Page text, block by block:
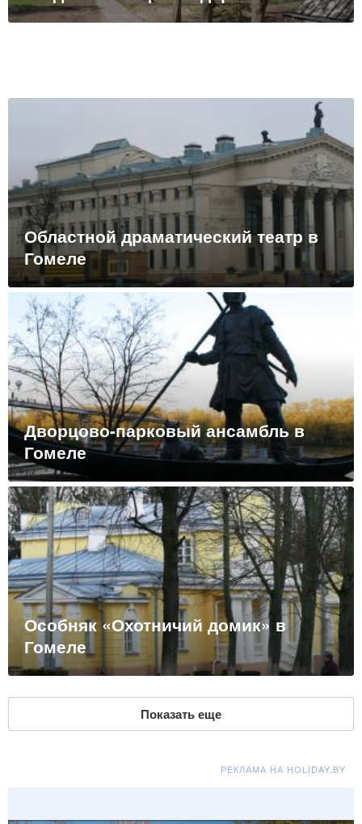
Областной драматический театр в
Гомеле
Дворцово-парковый ансамбль в
Гомеле
Особняк «Охотничий домик» в
Гомеле
Показать еще
РЕКЛАМА НА HOLIDAY.BY